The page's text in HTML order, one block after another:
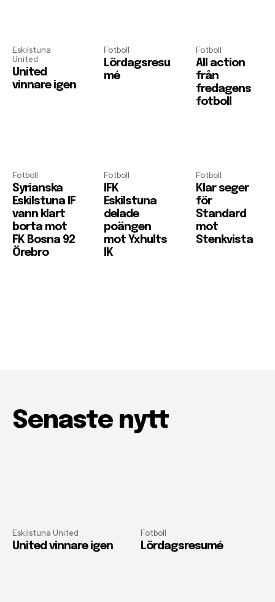
Eskilstuna
United
United
vinnare igen
Fotboll
Lördagsresu
mé
Fotboll
All action
från
fredagens
fotboll
Fotboll
Syrianska
Eskilstuna IF
vann klart
borta mot
FK Bosna 92
Örebro
Fotboll
IFK
Eskilstuna
delade
poängen
mot Yxhults
IK
Fotboll
Klar seger
för
Standard
mot
Stenkvista
Senaste nytt
Eskilstuna United
United vinnare igen
Fotboll
Lördagsresumé